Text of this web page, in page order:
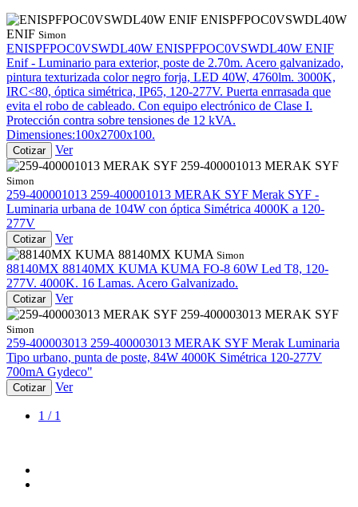
ENISPFPOC0VSWDL40W
ENIF Simon
ENISPFPOC0VSWDL40W ENISPFPOC0VSWDL40W ENIF
Enif - Luminario para exterior, poste de 2.70m. Acero galvanizado,
pintura texturizada color negro forja, LED 40W, 4760lm. 3000K,
IRC<80, óptica simétrica, IP65, 120-277V. Puerta enrrasada que
evita el robo de cableado. Con equipo electrónico de Clase I.
Protección contra sobre tensiones de 12 kVA.
Dimensiones:100x2700x100.
Cotizar
Ver
259-400001013 MERAK SYF
Simon
259-400001013 259-400001013 MERAK SYF Merak SYF -
Luminaria urbana de 104W con óptica Simétrica 4000K a 120-
277V
Cotizar
Ver
88140MX KUMA Simon
88140MX 88140MX KUMA KUMA FO-8 60W Led T8, 120-
277V. 4000K. 16 Lamas. Acero Galvanizado.
Cotizar
Ver
259-400003013 MERAK SYF
Simon
259-400003013 259-400003013 MERAK SYF Merak Luminaria
Tipo urbano, punta de poste, 84W 4000K Simétrica 120-277V
700mA Gydeco"
Cotizar Ver
1 / 1